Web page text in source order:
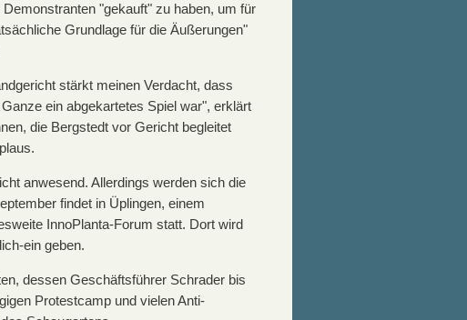
"gekauft" zu haben, um für
Grundlage für die Äußerungen"
stärkt meinen Verdacht, dass
ein abgekartetes Spiel war", erklärt
die Bergstedt vor Gericht begleitet
anwesend. Allerdings werden sich die
findet in Üplingen, einem
InnoPlanta-Forum statt. Dort wird
ein geben.
dessen Geschäftsführer Schrader bis
Protestcamp und vielen Anti-